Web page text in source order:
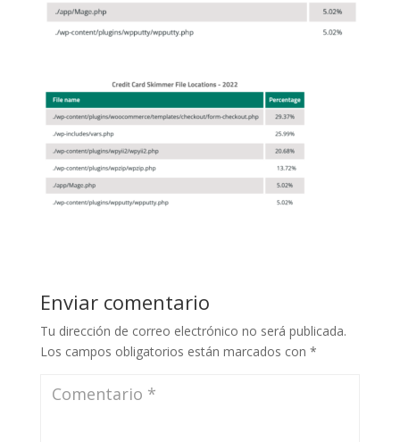
Enviar comentario
Tu dirección de correo electrónico no será publicada.
Los campos obligatorios están marcados con *